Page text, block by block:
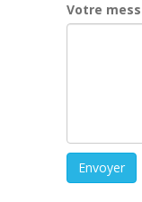
Votre